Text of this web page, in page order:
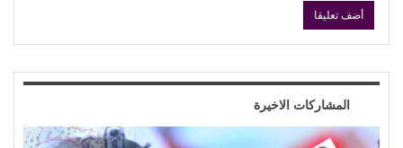
المشاركات الاخيرة